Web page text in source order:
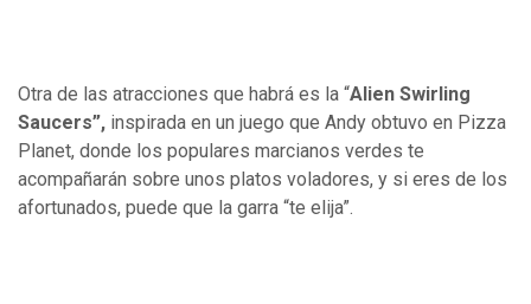
Otra de las atracciones que habrá es la “Alien Swirling
Saucers”, inspirada en un juego que Andy obtuvo en Pizza
Planet, donde los populares marcianos verdes te
acompañarán sobre unos platos voladores, y si eres de los
afortunados, puede que la garra “te elija”.